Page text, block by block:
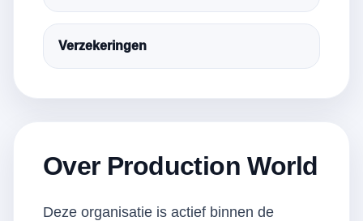
Verzekeringen
Over Production World
Deze organisatie is actief binnen de